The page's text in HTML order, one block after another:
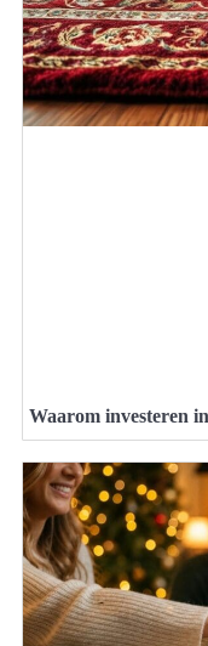
Waarom investeren